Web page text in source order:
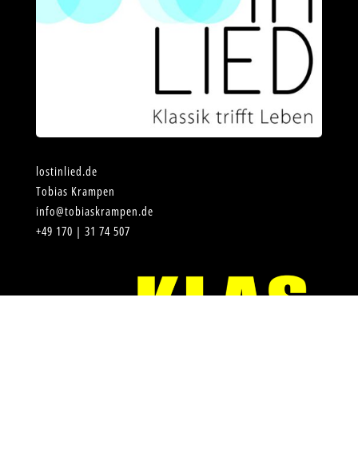
lostinlied.de
Tobias Krampen
info@tobiaskrampen.de
+49 170 | 31 74 507